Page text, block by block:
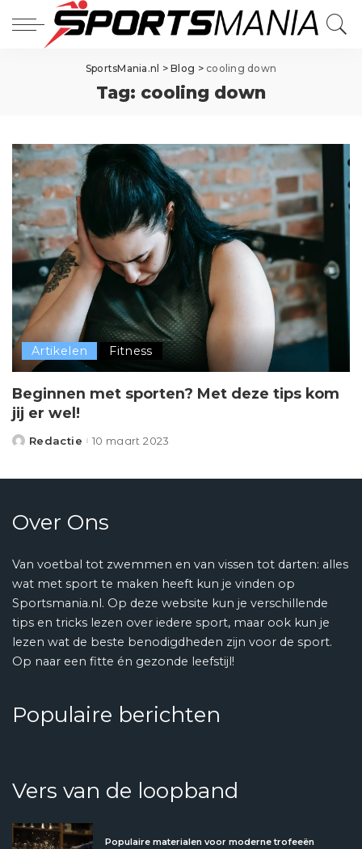
SportsMania.nl >Blog > cooling down
Tag: cooling down
Artikelen Fitness
Beginnen met sporten? Met deze tips kom
jij er wel!
Posted
Redactie 10 maart 2023
Over Ons
Van voetbal tot zwemmen en van vissen tot darten: alles
wat met sport te maken heeft kun je vinden op
Sportsmania.nl. Op deze website kun je verschillende
tips en tricks lezen over iedere sport, maar ook kun je
lezen wat de beste benodigdheden zijn voor de sport.
Op naar een fitte én gezonde leefstijl!
Populaire berichten
Vers van de loopband
Populaire materialen voor moderne trofeeën